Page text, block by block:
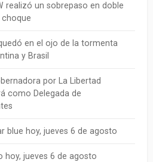
realizó un sobrepaso en doble
choque
en el ojo de la tormenta
y Brasil
por La Libertad
como Delegada de
blue hoy, jueves 6 de agosto
jueves 6 de agosto